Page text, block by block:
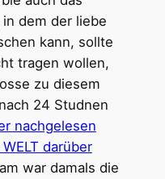
dem der liebe
kann, sollte
tragen wollen,
zu diesem
24 Studnen
nachgelesen
darüber
war damals die